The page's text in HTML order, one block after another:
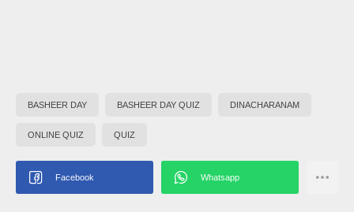
BASHEER DAY BASHEER DAY QUIZ DINACHARANAM
ONLINE QUIZ QUIZ